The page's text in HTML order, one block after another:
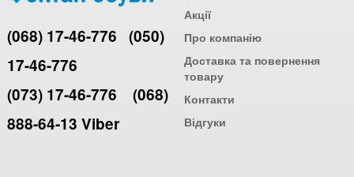
(068) 17-46-776 (050)
17-46-776
(073) 17-46-776
(068)
888-64-13 Viber
Акції
Про компанію
Доставка та повернення
товару
Контакти
Відгуки